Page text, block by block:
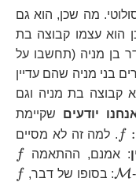
מה שכן, הוא גם
הוא עצמו קבוצה בת
בן מניה (תחשבו על
בני מניה שהם עדיין
קבוצה בת מניה וגם
יודעים שקיימת
f :
. למה זה לא מסיים
: אמנם, ההתאמה f
M: בסופו של דבר, f